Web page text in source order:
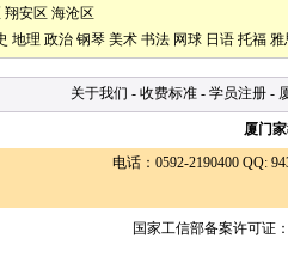
翔安区 海沧区
地理 政治 钢琴 美术 书法 网球 日语 托福 雅
关于我们 - 收费标准 - 学员注册 -
厦门
电话：0592-2190400 QQ:
国家工信部备案许可证：